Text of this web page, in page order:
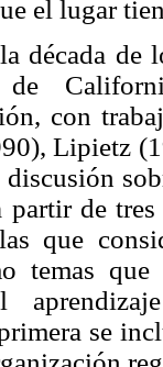
el lugar
década de
con
Lipietz
de
que
temas
se